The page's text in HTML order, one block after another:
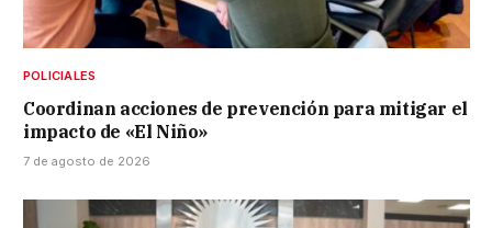
POLICIALES
Coordinan acciones de prevención para mitigar el
impacto de «El Niño»
7 de agosto de 2026